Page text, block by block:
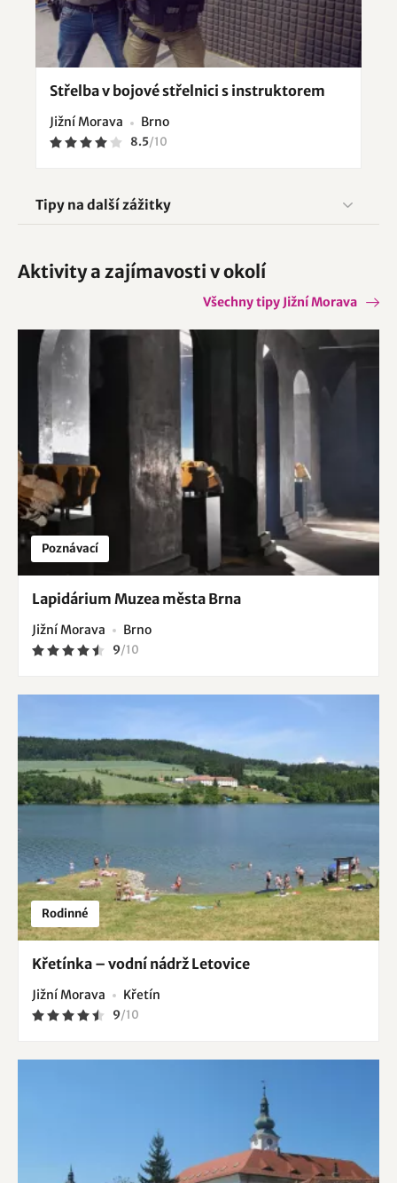
Střelba v bojové střelnici s instruktorem
Jižní Morava Brno
8.5/10
Tipy na další zážitky
Aktivity a zajímavosti v okolí
Všechny tipy Jižní Morava
Poznávací
Lapidárium Muzea města Brna
Jižní Morava Brno
9/10
Rodinné
Křetínka – vodní nádrž Letovice
Jižní Morava Křetín
9/10